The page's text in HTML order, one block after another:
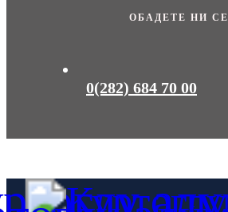
ОБАДЕТЕ НИ СЕ
0(282) 684 70 00